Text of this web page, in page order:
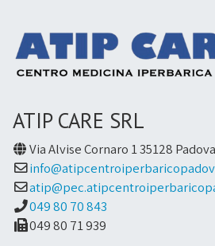
ATIP CARE SRL
Via Alvise Cornaro 1 35128 Padova
049 80 70 843
049 80 71 939